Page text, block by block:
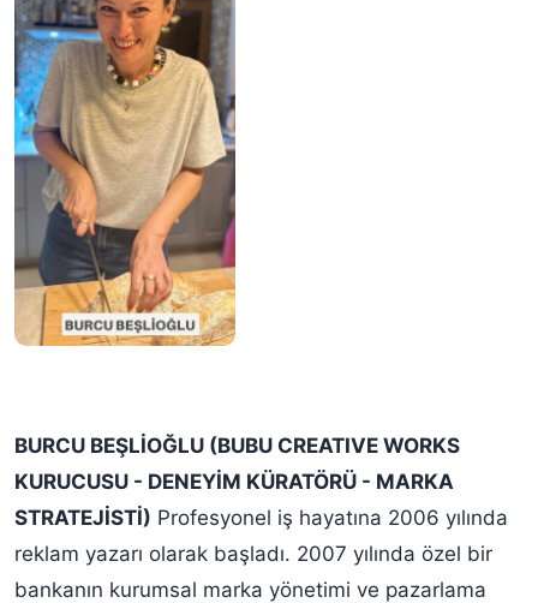
BURCU BEŞLİOĞLU (BUBU CREATIVE WORKS
KURUCUSU - DENEYİM KÜRATÖRÜ - MARKA
STRATEJİSTİ) Profesyonel iş hayatına 2006 yılında
reklam yazarı olarak başladı. 2007 yılında özel bir
bankanın kurumsal marka yönetimi ve pazarlama